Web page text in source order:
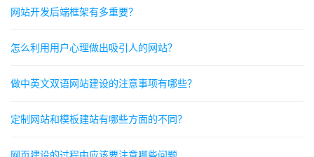
网站开发后端框架有多重要？
怎么利用用户心理做出吸引人的网站？
做中英文双语网站建设的注意事项有哪些？
定制网站和模板建站有哪些方面的不同？